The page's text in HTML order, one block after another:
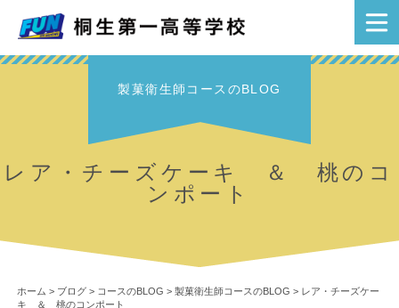
製菓衛生師コースのBLOG
レア・チーズケーキ ＆ 桃のコ
ンポート
ホーム > ブログ> コースのBLOG > 製菓衛生師コースのBLOG > レア・チーズケー
キ ＆ 桃のコンポート